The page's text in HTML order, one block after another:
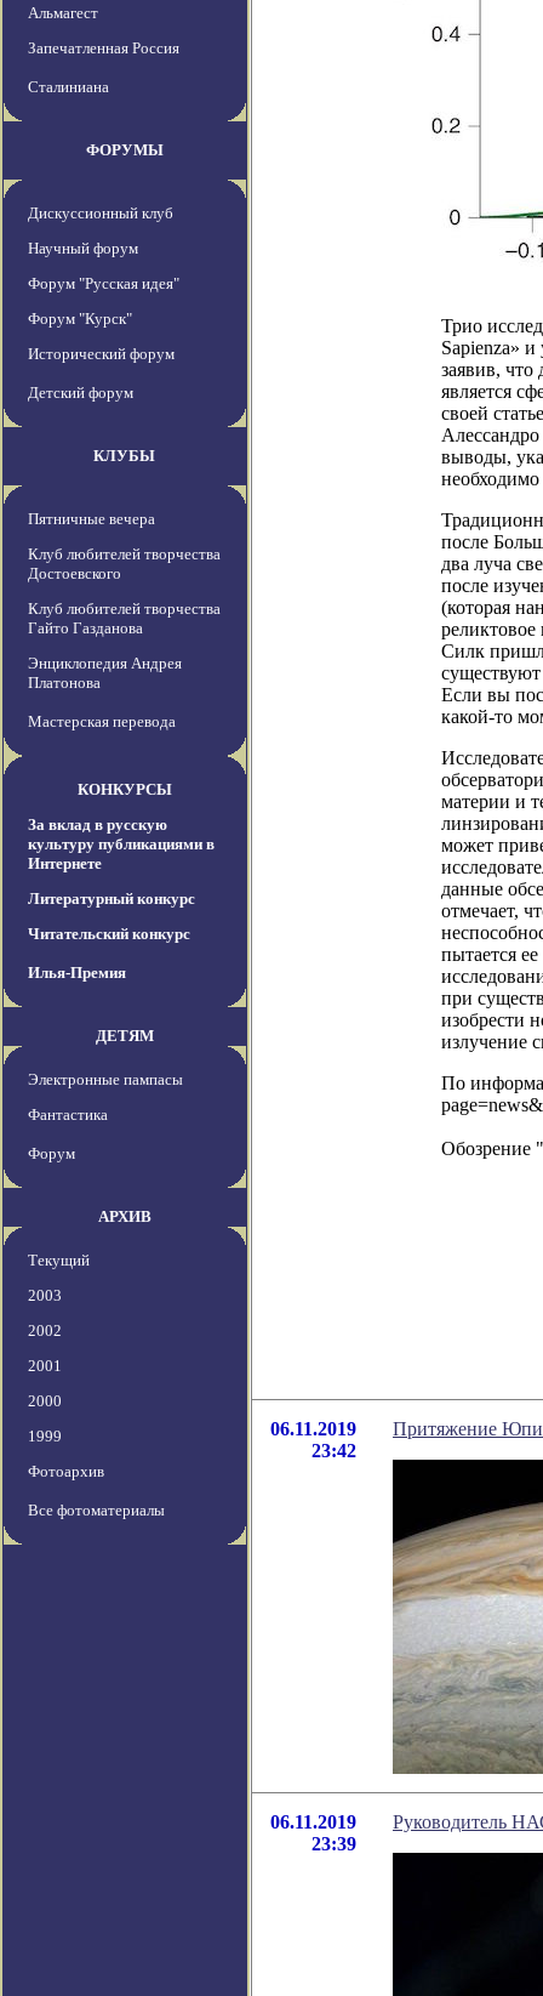
Альмагест
Запечатленная Россия
Сталиниана
ФОРУМЫ
Дискуссионный клуб
Научный форум
Форум "Русская идея"
Форум "Курск"
Исторический форум
Детский форум
КЛУБЫ
Пятничные вечера
Клуб любителей творчества
Достоевского
Клуб любителей творчества
Гайто Газданова
Энциклопедия Андрея
Платонова
Мастерская перевода
КОНКУРСЫ
За вклад в русскую
культуру публикациями в
Интернете
Литературный конкурс
Читательский конкурс
Илья-Премия
ДЕТЯМ
Электронные пампасы
Фантастика
Форум
АРХИВ
Текущий
2003
2002
2001
2000
1999
Фотоархив
Все фотоматериалы
Трио
Sapienza»
заявив,
является
своей
выводы,
после
два луча
после
(которая
Силк
существуют
Если вы
какой-то
материи и
может
данные
отмечает,
пытается
при
изобрести
излучение
По
Обозрение "
06.11.2019
23:42
Притяжение
06.11.2019
23:39
Руководитель